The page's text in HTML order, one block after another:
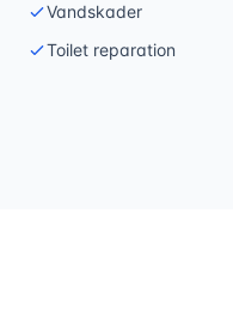
Vandskader
Toilet reparation